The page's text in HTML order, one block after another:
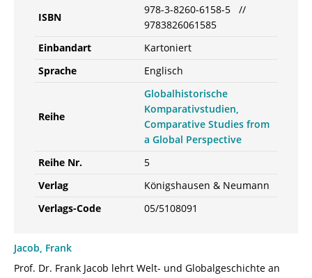
ISBN
978-3-8260-6158-5 //
9783826061585
Einbandart
Kartoniert
Sprache
Englisch
Reihe
Globalhistorische
Komparativstudien,
Comparative Studies from
a Global Perspective
Reihe Nr.
5
Verlag
Königshausen & Neumann
Verlags-Code
05/5108091
Jacob, Frank
Prof. Dr. Frank Jacob lehrt Welt- und Globalgeschichte an